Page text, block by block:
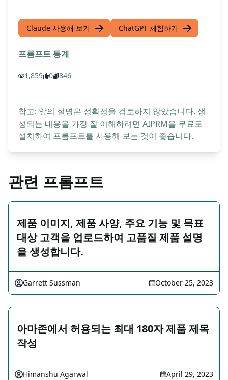
Claude 사용해 보기 ChatGPT 체험하기
프롬프트 통계
1,859 0 846
참고: 앞의 설명은 정확성을 검토하지 않았습니다. 생
성되는 내용을 가장 잘 이해하려면 AIPRM을 무료로
설치하여 프롬프트를 사용해 보는 것이 좋습니다.
관련 프롬프트
제품 이미지, 제품 사양, 주요 기능 및 목표
대상 고객을 업로드하여 고품질 제품 설명
을 생성합니다.
Garrett Sussman October 25, 2023
아마존에서 허용되는 최대 180자 제품 제목
작성
Himanshu Agarwal April 29, 2023